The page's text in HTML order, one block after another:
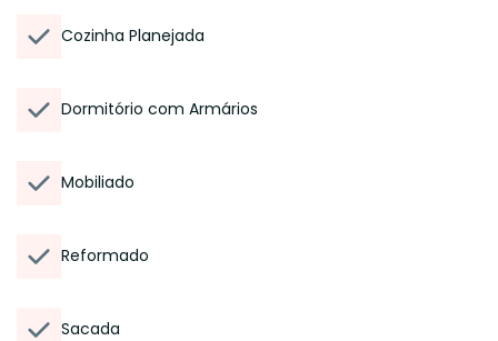
Cozinha Planejada
Dormitório com Armários
Mobiliado
Reformado
Sacada